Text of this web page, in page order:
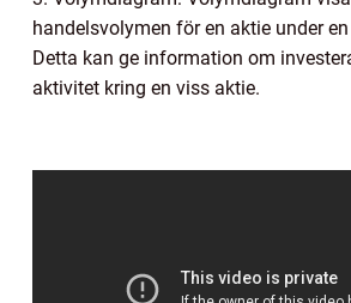
handelsvolymen för en aktie under
Detta kan ge information om
aktivitet kring en viss aktie.